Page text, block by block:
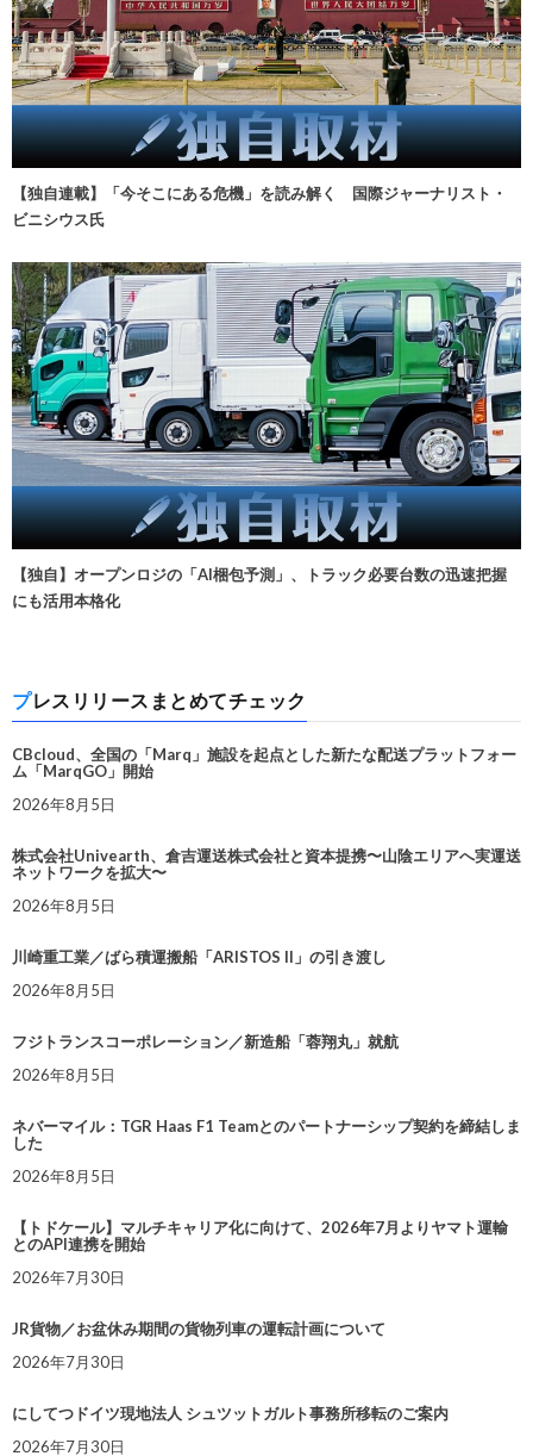
【独自連載】「今そこにある危機」を読み解く 国際ジャーナリスト・
ビニシウス氏
【独自】オープンロジの「AI梱包予測」、トラック必要台数の迅速把握
にも活用本格化
プレスリリースまとめてチェック
CBcloud、全国の「Marq」施設を起点とした新たな配送プラットフォー
ム「MarqGO」開始
2026年8月5日
株式会社Univearth、倉吉運送株式会社と資本提携〜山陰エリアへ実運送
ネットワークを拡大〜
2026年8月5日
川崎重工業／ばら積運搬船「ARISTOS II」の引き渡し
2026年8月5日
フジトランスコーポレーション／新造船「蓉翔丸」就航
2026年8月5日
ネバーマイル：TGR Haas F1 Teamとのパートナーシップ契約を締結しま
した
2026年8月5日
【トドケール】マルチキャリア化に向けて、2026年7月よりヤマト運輸
とのAPI連携を開始
2026年7月30日
JR貨物／お盆休み期間の貨物列車の運転計画について
2026年7月30日
にしてつドイツ現地法人 シュツットガルト事務所移転のご案内
2026年7月30日